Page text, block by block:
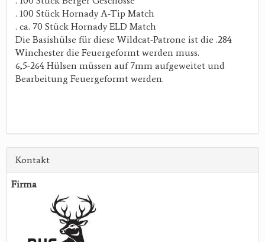
. 100 Stück Hornady A-Tip Match
. ca. 70 Stück Hornady ELD Match
Die Basishülse für diese Wildcat-Patrone ist die .284
Winchester die Feuergeformt werden muss.
6,5-264 Hülsen müssen auf 7mm aufgeweitet und
Bearbeitung Feuergeformt werden.
Kontakt
Firma